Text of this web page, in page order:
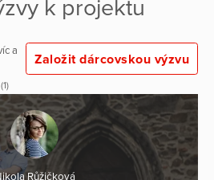
k projektu
a
Založit dárcovskou výzvu
(1)
Růžičková